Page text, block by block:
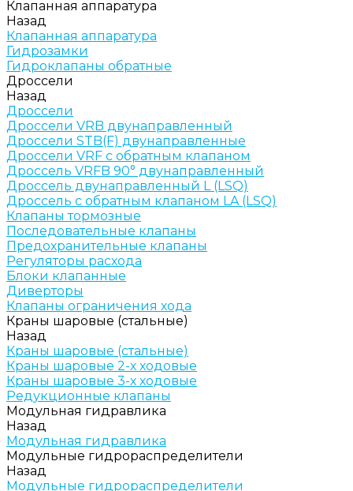
Клапанная аппаратура
Назад
Клапанная аппаратура
Гидрозамки
Гидроклапаны обратные
Дроссели
Назад
Дроссели
Дроссели VRB двунаправленный
Дроссели STB(F) двунаправленные
Дроссели VRF с обратным клапаном
Дроссель VRFB 90° двунаправленный
Дроссель двунаправленный L (LSQ)
Дроссель с обратным клапаном LA (LSQ)
Клапаны тормозные
Последовательные клапаны
Предохранительные клапаны
Регуляторы расхода
Блоки клапанные
Диверторы
Клапаны ограничения хода
Краны шаровые (стальные)
Назад
Краны шаровые (стальные)
Краны шаровые 2-х ходовые
Краны шаровые 3-х ходовые
Редукционные клапаны
Модульная гидравлика
Назад
Модульная гидравлика
Модульные гидрораспределители
Назад
Модульные гидрораспределители